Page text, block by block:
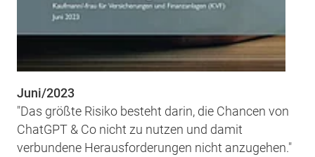
Juni/2023
"Das größte Risiko besteht darin, die Chancen von
ChatGPT & Co nicht zu nutzen und damit
verbundene Herausforderungen nicht anzugehen."